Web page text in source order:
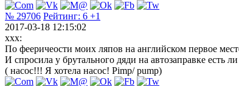
№ 29706 Рейтинг: 6 +1
2017-03-18 12:15:02
xxx:
По фееричеости моих ляпов на английском первое
И спросила у брутального дяди на автозаправке есть
( насос!!! Я хотела насос! Pimp/ pump)